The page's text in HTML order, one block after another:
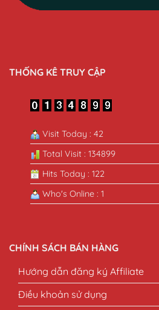
THỐNG KÊ TRUY CẬP
Visit Today : 42
Total Visit : 134899
Hits Today : 122
Who's Online : 1
CHÍNH SÁCH BÁN HÀNG
Hướng dẫn đăng ký Affiliate
Điều khoản sử dụng